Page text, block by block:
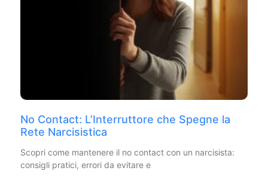
No Contact: L’Interruttore che Spegne la
Rete Narcisistica
Scopri come mantenere il no contact con un narcisista:
consigli pratici, errori da evitare e